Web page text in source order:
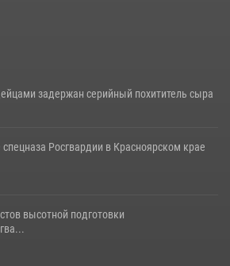
задержан серийный похититель сыра
Росгвардии в Красноярском крае
высотной подготовки